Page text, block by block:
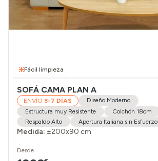
Fácil limpieza
SOFÁ CAMA PLAN A
ENVÍO 3-7 DÍAS
Diseño Moderno
Estructura muy Resistente
Colchón 18cm
Respaldo Alto
Apertura Italiana sin Esfuerzo
Medida: ±200x90 cm
Desde